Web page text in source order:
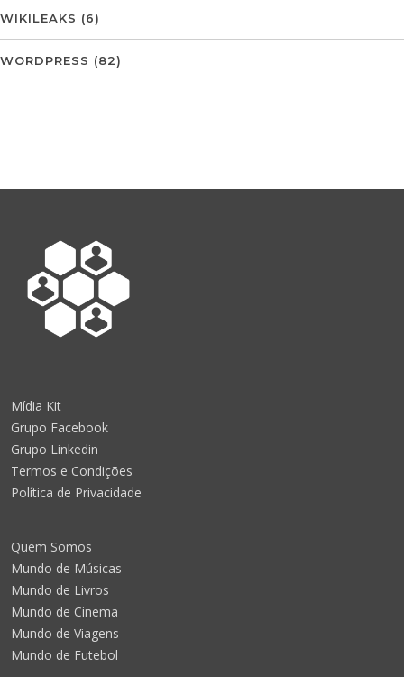
WIKILEAKS (6)
WORDPRESS (82)
Mídia Kit
Grupo Facebook
Grupo Linkedin
Termos e Condições
Política de Privacidade
Quem Somos
Mundo de Músicas
Mundo de Livros
Mundo de Cinema
Mundo de Viagens
Mundo de Futebol